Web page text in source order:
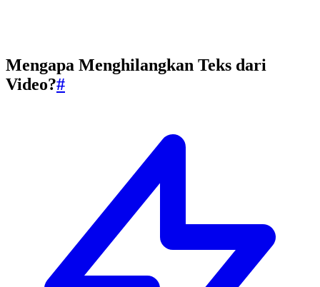
Mengapa Menghilangkan Teks dari
Video?#